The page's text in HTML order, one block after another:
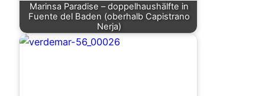
Marinsa Paradise – doppelhaushälfte in
Fuente del Baden (oberhalb Capistrano
Nerja)